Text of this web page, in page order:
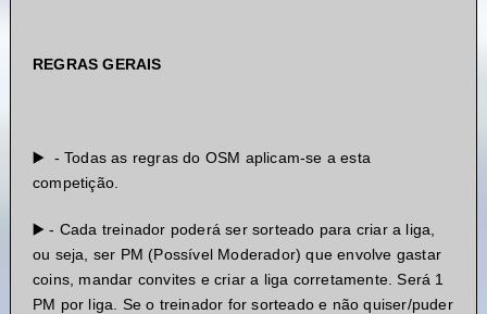
REGRAS GERAIS
▶️ - Todas as regras do OSM aplicam-se a esta
competição.
▶️ - Cada treinador poderá ser sorteado para criar a liga,
ou seja, ser PM (Possível Moderador) que envolve gastar
coins, mandar convites e criar a liga corretamente. Será 1
PM por liga. Se o treinador for sorteado e não quiser/puder